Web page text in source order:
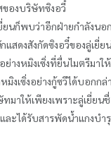
องบริษัทซิงอวี๋
ยนก็พบว่าอีกฝ่ายกำลังนอ
สดงสังกัดซิงอวี๋ของลู่เยี่
างหมิงเซิ่งที่ยื่นไมตรีมาใ
งเซิ่งอย่างกู้ซวีได้บอกกล่
มาให้เพียงเพราะลู่เยี่ยน
ละได้รับสารพัดน้ำแกงบำ